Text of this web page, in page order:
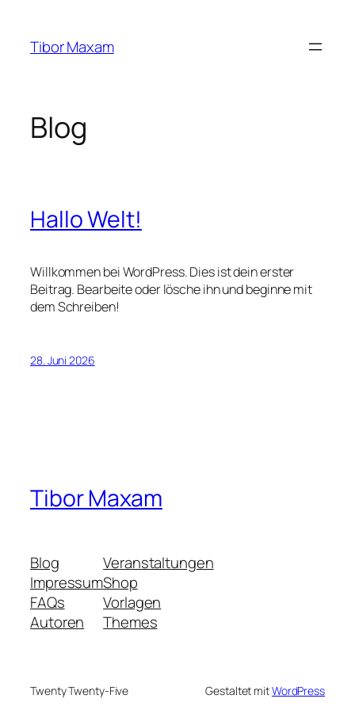
springen
Tibor Maxam
Blog
Hallo Welt!
Willkommen bei WordPress. Dies ist dein erster
Beitrag. Bearbeite oder lösche ihn und beginne mit
dem Schreiben!
28. Juni 2026
Tibor Maxam
Blog
Impressum
FAQs
Autoren
Veranstaltungen
Shop
Vorlagen
Themes
Twenty Twenty-Five Gestaltet mitWordPress